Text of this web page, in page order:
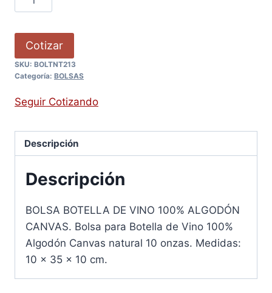
Cotizar
SKU: BOLTNT213
Categoría: BOLSAS
Seguir Cotizando
Descripción
Descripción
BOLSA BOTELLA DE VINO 100% ALGODÓN
CANVAS. Bolsa para Botella de Vino 100%
Algodón Canvas natural 10 onzas. Medidas:
10 x 35 x 10 cm.